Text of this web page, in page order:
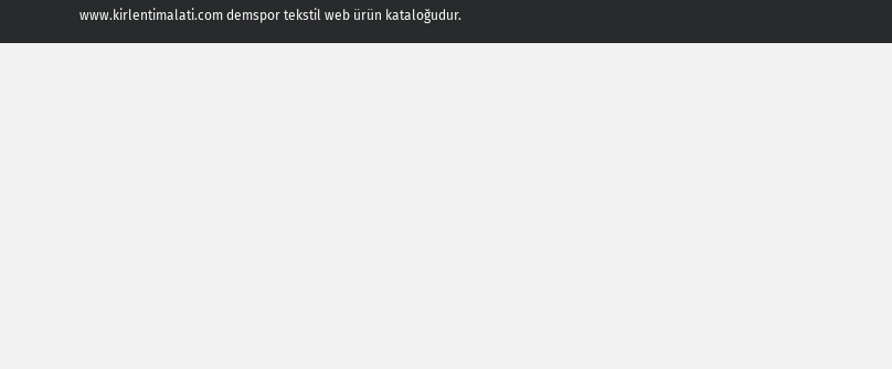
www.kirlentimalati.com demspor tekstil web ürün kataloğudur.